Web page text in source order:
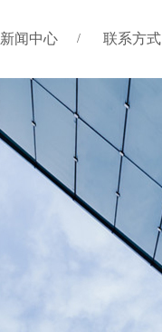
新闻中心 联系方式